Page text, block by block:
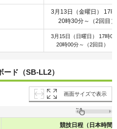
3月13日（金曜日） 17
20時30分～（2回目）
3月15日（日曜日） 17時
20時00分～（2回目）
ド（SB-LL2）
画面サイズで表示
競技日程（日本時間